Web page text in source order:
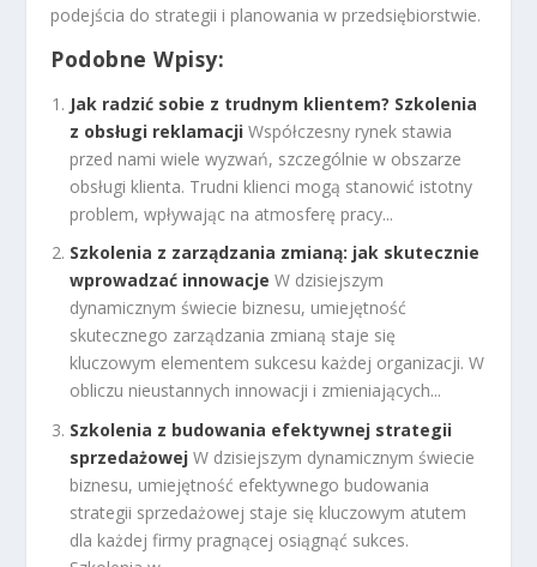
podejścia do strategii i planowania w przedsiębiorstwie.
Podobne Wpisy:
Jak radzić sobie z trudnym klientem? Szkolenia
z obsługi reklamacji Współczesny rynek stawia
przed nami wiele wyzwań, szczególnie w obszarze
obsługi klienta. Trudni klienci mogą stanowić istotny
problem, wpływając na atmosferę pracy...
Szkolenia z zarządzania zmianą: jak skutecznie
wprowadzać innowacje W dzisiejszym
dynamicznym świecie biznesu, umiejętność
skutecznego zarządzania zmianą staje się
kluczowym elementem sukcesu każdej organizacji. W
obliczu nieustannych innowacji i zmieniających...
Szkolenia z budowania efektywnej strategii
sprzedażowej W dzisiejszym dynamicznym świecie
biznesu, umiejętność efektywnego budowania
strategii sprzedażowej staje się kluczowym atutem
dla każdej firmy pragnącej osiągnąć sukces.